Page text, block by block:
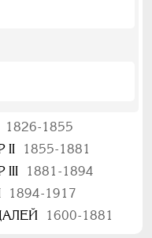
1826-1855
II
1855-1881
III
1881-1894
1894-1917
1600-1881